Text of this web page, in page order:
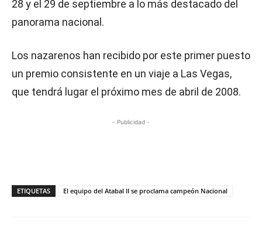
28 y el 29 de septiembre a lo más destacado del
panorama nacional.
Los nazarenos han recibido por este primer puesto
un premio consistente en un viaje a Las Vegas,
que tendrá lugar el próximo mes de abril de 2008.
- Publicidad -
ETIQUETAS El equipo del Atabal II se proclama campeón Nacional